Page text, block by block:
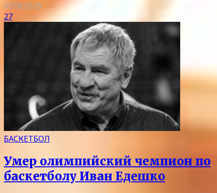
05.08.2026
27
БАСКЕТБОЛ
Умер олимпийский чемпион по
баскетболу Иван Едешко